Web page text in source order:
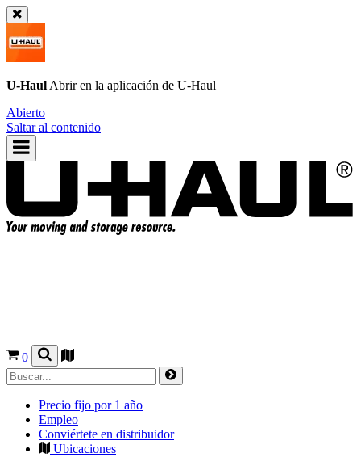
U-Haul Abrir en la aplicación de U-Haul
Abierto
Saltar al contenido
0
Precio fijo por 1 año
Empleo
Conviértete en distribuidor
Ubicaciones